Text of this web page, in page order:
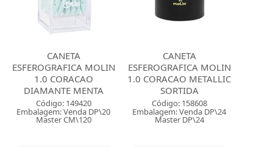
CANETA
ESFEROGRAFICA MOLIN
1.0 CORACAO
DIAMANTE MENTA
Código: 149420
Embalagem: Venda DP\20
Master CM\120
CANETA
ESFEROGRAFICA MOLIN
1.0 CORACAO METALLIC
SORTIDA
Código: 158608
Embalagem: Venda DP\24
Master DP\24